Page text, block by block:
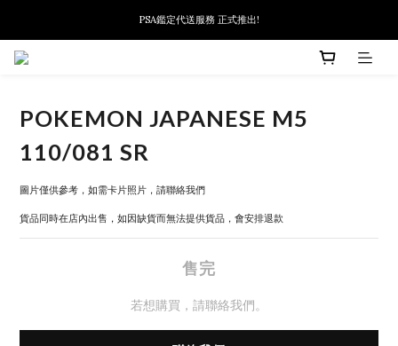
新會員首次下單可扣減$10
PSA鑑定代送服務 正式推出!
POKEMON JAPANESE M5
110/081 SR
圖片僅供參考，如需卡片照片，請聯絡我們
貨品同時在店內出售，如因缺貨而無法提供貨品，會安排退款
售完
若想購買，請聯絡我們。